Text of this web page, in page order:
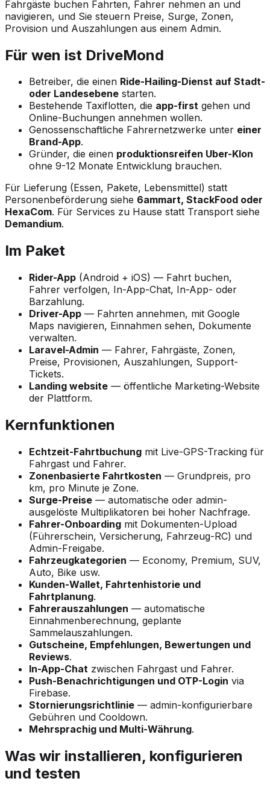
Fahrgäste buchen Fahrten, Fahrer nehmen an und
navigieren, und Sie steuern Preise, Surge, Zonen,
Provision und Auszahlungen aus einem Admin.
Für wen ist DriveMond
Betreiber, die einen Ride-Hailing-Dienst auf Stadt-
oder Landesebene starten.
Bestehende Taxiflotten, die app-first gehen und
Online-Buchungen annehmen wollen.
Genossenschaftliche Fahrernetzwerke unter einer
Brand-App.
Gründer, die einen produktionsreifen Uber-Klon
ohne 9-12 Monate Entwicklung brauchen.
Für Lieferung (Essen, Pakete, Lebensmittel) statt
Personenbeförderung siehe 6ammart, StackFood oder
HexaCom. Für Services zu Hause statt Transport siehe
Demandium.
Im Paket
Rider-App (Android + iOS) — Fahrt buchen,
Fahrer verfolgen, In-App-Chat, In-App- oder
Barzahlung.
Driver-App — Fahrten annehmen, mit Google
Maps navigieren, Einnahmen sehen, Dokumente
verwalten.
Laravel-Admin — Fahrer, Fahrgäste, Zonen,
Preise, Provisionen, Auszahlungen, Support-
Tickets.
Landing website — öffentliche Marketing-Website
der Plattform.
Kernfunktionen
Echtzeit-Fahrtbuchung mit Live-GPS-Tracking für
Fahrgast und Fahrer.
Zonenbasierte Fahrtkosten — Grundpreis, pro
km, pro Minute je Zone.
Surge-Preise — automatische oder admin-
ausgelöste Multiplikatoren bei hoher Nachfrage.
Fahrer-Onboarding mit Dokumenten-Upload
(Führerschein, Versicherung, Fahrzeug-RC) und
Admin-Freigabe.
Fahrzeugkategorien — Economy, Premium, SUV,
Auto, Bike usw.
Kunden-Wallet, Fahrtenhistorie und
Fahrtplanung.
Fahrerauszahlungen — automatische
Einnahmenberechnung, geplante
Sammelauszahlungen.
Gutscheine, Empfehlungen, Bewertungen und
Reviews.
In-App-Chat zwischen Fahrgast und Fahrer.
Push-Benachrichtigungen und OTP-Login via
Firebase.
Stornierungsrichtlinie — admin-konfigurierbare
Gebühren und Cooldown.
Mehrsprachig und Multi-Währung.
Was wir installieren, konfigurieren
und testen